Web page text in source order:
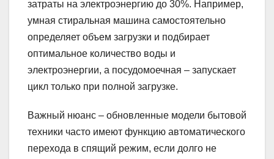
затраты на электроэнергию до 30%. Например,
умная стиральная машина самостоятельно
определяет объем загрузки и подбирает
оптимальное количество воды и
электроэнергии, а посудомоечная – запускает
цикл только при полной загрузке.
Важный нюанс – обновленные модели бытовой
техники часто имеют функцию автоматического
перехода в спящий режим, если долго не